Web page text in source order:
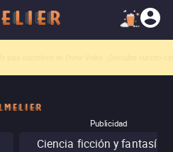
Publicidad
Ciencia ficción y fantasía